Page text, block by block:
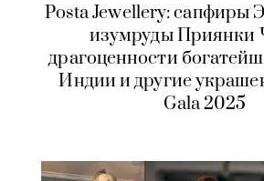
Posta Jewellery: сапфиры
изумруды Приянки
драгоценности
Индии и другие
Gala 2025